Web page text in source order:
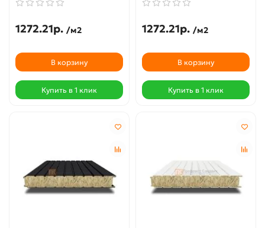
1272.21р. /м2
В корзину
Купить в 1 клик
1272.21р. /м2
В корзину
Купить в 1 клик